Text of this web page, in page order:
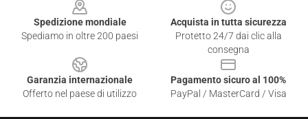
Spedizione mondiale
Spediamo in oltre 200 paesi
Acquista in tutta sicurezza
Protetto 24/7 dai clic alla
consegna
Garanzia internazionale
Offerto nel paese di utilizzo
Pagamento sicuro al 100%
PayPal / MasterCard / Visa